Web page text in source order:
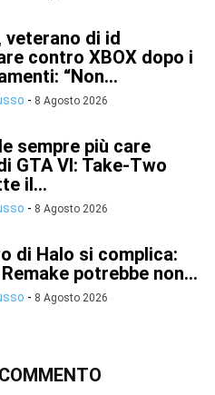
veterano di id
contro XBOX dopo i
“Non...
- 8 Agosto 2026
sempre più care
GTA VI: Take-Two
il...
- 8 Agosto 2026
di Halo si complica:
potrebbe non...
- 8 Agosto 2026